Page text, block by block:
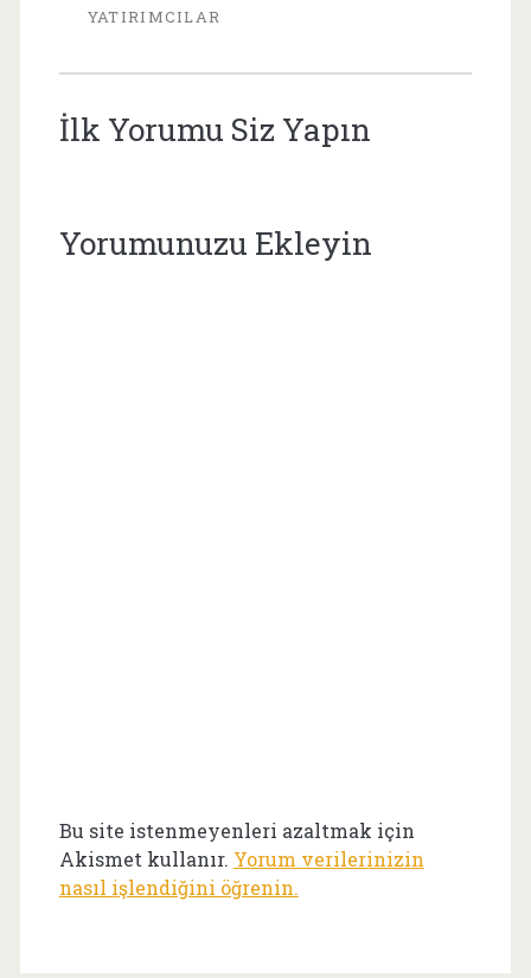
YATIRIMCILAR
İlk Yorumu Siz Yapın
Yorumunuzu Ekleyin
Bu site istenmeyenleri azaltmak için
Akismet kullanır. Yorum verilerinizin
nasıl işlendiğini öğrenin.